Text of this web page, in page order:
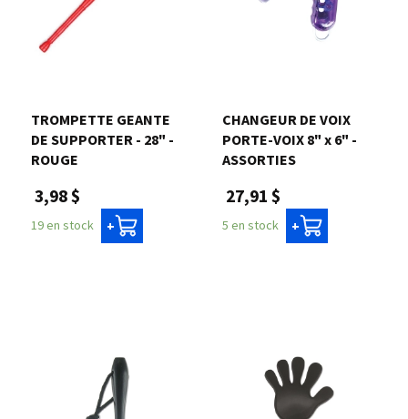
TROMPETTE GEANTE
DE SUPPORTER - 28" -
ROUGE
3,98 $
19 en stock +
CHANGEUR DE VOIX
PORTE-VOIX 8" x 6" -
ASSORTIES
27,91 $
5 en stock +